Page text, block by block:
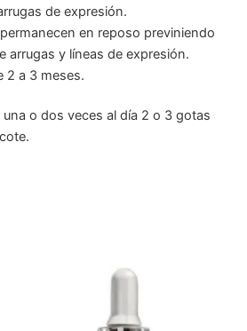
de expresión.
en reposo previniendo
arrugas y líneas de expresión.
2 a 3 meses.
o dos veces al día 2 o 3 gotas